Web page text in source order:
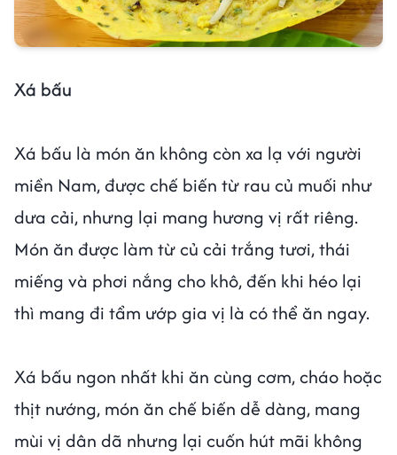
Xá bấu
Xá bấu là món ăn không còn xa lạ với người
miền Nam, được chế biến từ rau củ muối như
dưa cải, nhưng lại mang hương vị rất riêng.
Món ăn được làm từ củ cải trắng tươi, thái
miếng và phơi nắng cho khô, đến khi héo lại
thì mang đi tẩm ướp gia vị là có thể ăn ngay.
Xá bấu ngon nhất khi ăn cùng cơm, cháo hoặc
thịt nướng, món ăn chế biến dễ dàng, mang
mùi vị dân dã nhưng lại cuốn hút mãi không